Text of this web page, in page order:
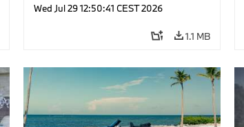
Wed Jul 29 12:50:41 CEST 2026
1.1 MB